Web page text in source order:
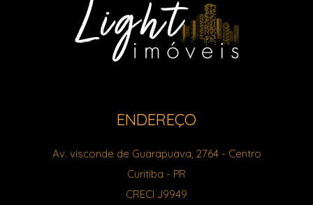
ENDEREÇO
Av. visconde de Guarapuava, 2764- Centro
Curitiba - PR
CRECI J9949